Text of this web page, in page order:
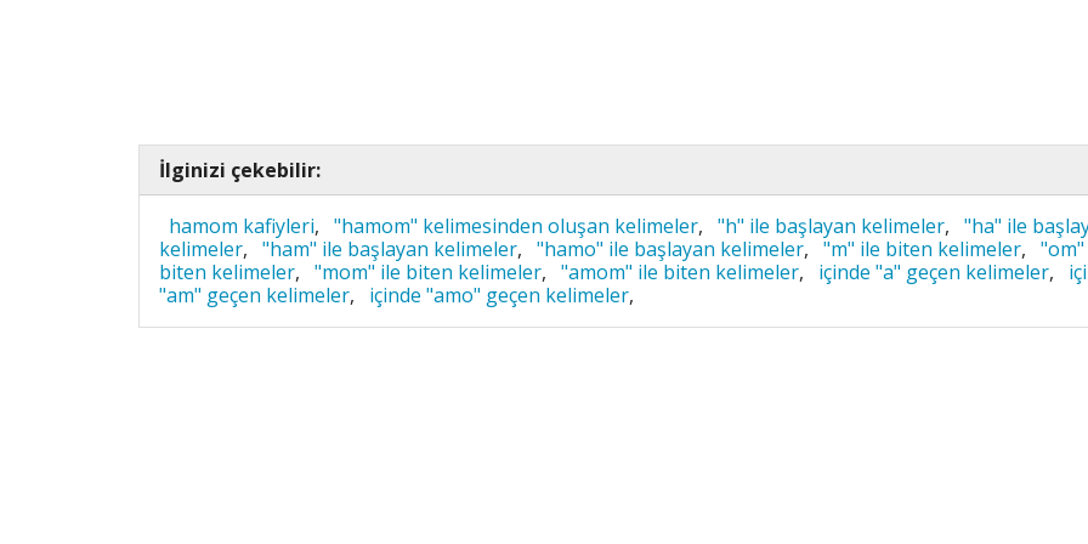
İlginizi çekebilir:
hamom kafiyleri, "hamom" kelimesinden oluşan kelimeler, "h" ile başlayan kelimeler, "ha" ile
kelimeler, "ham" ile başlayan kelimeler, "hamo" ile başlayan kelimeler, "m" ile biten kelimeler, "om"
biten kelimeler, "mom" ile biten kelimeler, "amom" ile biten kelimeler, içinde "a" geçen kelimeler,
"am" geçen kelimeler, içinde "amo" geçen kelimeler,